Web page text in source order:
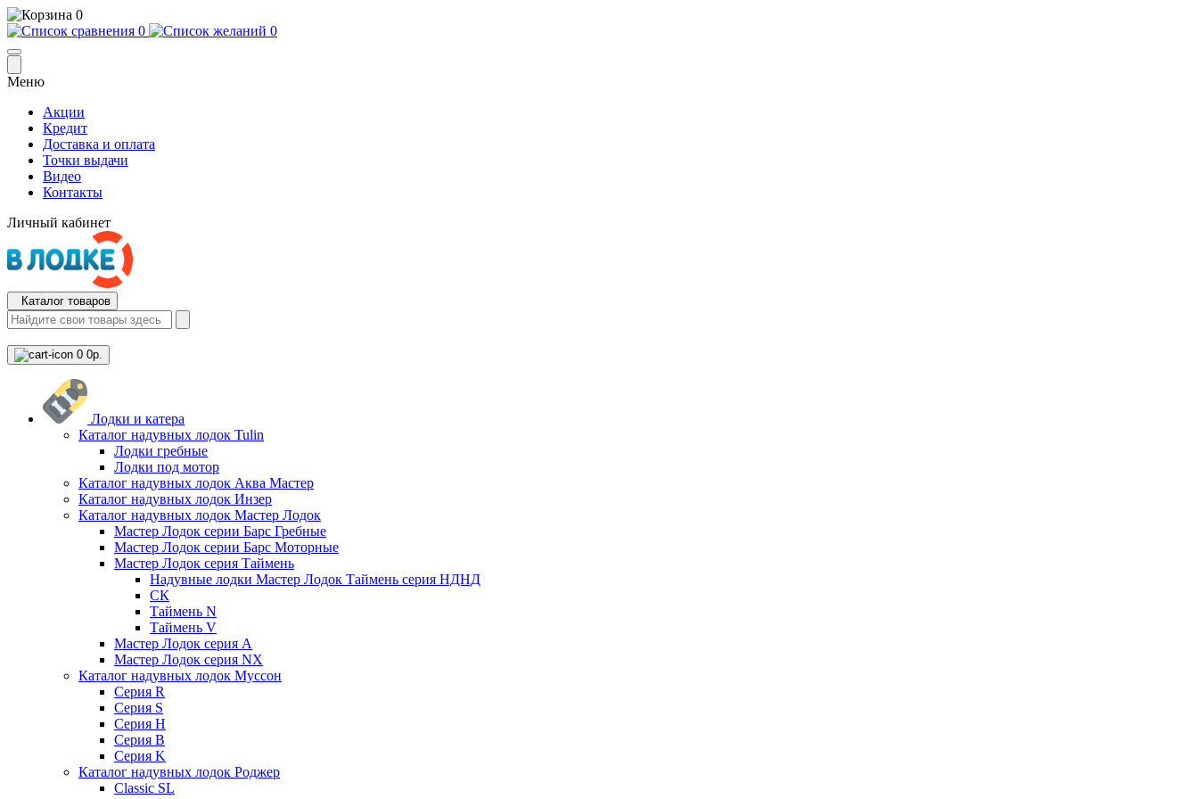
0
0
0
Меню
Акции
Кредит
Доставка и оплата
Точки выдачи
Видео
Контакты
Личный кабинет
Каталог товаров
0 0р.
Лодки и катера
Каталог надувных лодок Tulin
Лодки гребные
Лодки под мотор
Каталог надувных лодок Аква Мастер
Каталог надувных лодок Инзер
Каталог надувных лодок Мастер Лодок
Мастер Лодок серии Барс Гребные
Мастер Лодок серии Барс Моторные
Мастер Лодок серия Таймень
Надувные лодки Мастер Лодок Таймень серия НДНД
СК
Таймень N
Таймень V
Мастер Лодок серия А
Мастер Лодок серия NX
Каталог надувных лодок Муссон
Серия R
Серия S
Серия H
Серия B
Серия K
Каталог надувных лодок Роджер
Classic SL